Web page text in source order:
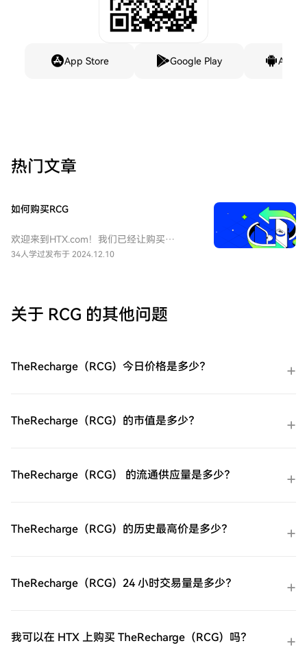
App Store Google Play
热门文章
如何购买RCG
欢迎来到HTX.com！我们已经让购买
TheRecharge（RCG）变得简单而便捷。跟
HTX上。体验无忧的注册过程并解锁所有平
台功能。立即注册第二步：前往买币页面，
TheRecharge（RCG）。余额购买：使用您
HTX账户余额中的资金进行无缝交易。第三
在HTX平台上直接与其他用户交易。HTX场
TheRecharge（RCG）后，将其存储在您的
在HTX的现货市场轻松交易
好的用户体验。
34人学过发布于 2024.12.10
关于 RCG 的其他问题
TheRecharge（RCG）今日价格是多少？
TheRecharge（RCG）的市值是多少？
TheRecharge（RCG） 的流通供应量是多少？
TheRecharge（RCG）的历史最高价是多少？
TheRecharge（RCG）24 小时交易量是多少？
我可以在 HTX 上购买 TheRecharge（RCG）吗？